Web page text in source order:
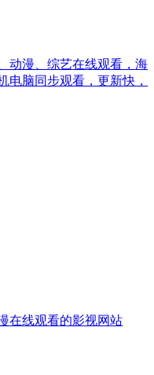
动漫、综艺在线观看，海
电脑同步观看，更新快，
在线观看的影视网站